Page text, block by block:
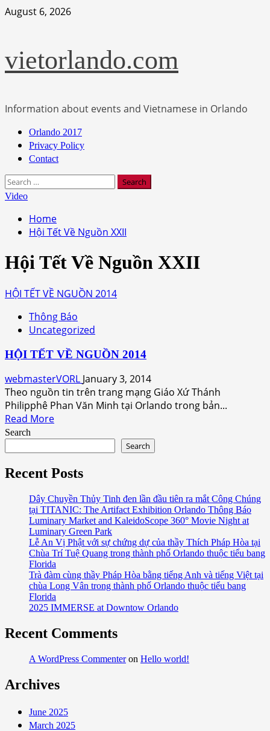
Skip
August 6, 2026
vietorlando.com
Information about events and Vietnamese in Orlando
Primary
Menu
Orlando 2017
Privacy Policy
Contact
Search
for:
Video
Home
Hội Tết Về Nguồn XXII
Hội Tết Về Nguồn XXII
HỘI TẾT VỀ NGUỒN 2014
Thông Báo
Uncategorized
HỘI TẾT VỀ NGUỒN 2014
webmasterVORL January 3, 2014
Theo nguồn tin trên trang mạng Giáo Xứ Thánh
Philipphê Phan Văn Minh tại Orlando trong bản...
Read MoreRead
TẾT
NGUỒN
2014
Search
Search
Recent Posts
Dây Chuyền Thủy Tinh đen lần đầu tiên ra mắt Công Chúng
tại TITANIC: The Artifact Exhibition Orlando Thông Báo
Luminary Market and KaleidoScope 360° Movie Night at
Luminary Green Park
Lễ An Vị Phật với sự chứng dự của thầy Thích Pháp Hòa tại
Chùa Trí Tuệ Quang trong thành phố Orlando thuộc tiểu bang
Florida
Trà đàm cùng thầy Pháp Hòa bằng tiếng Anh và tiếng Việt tại
chùa Long Vân trong thành phố Orlando thuộc tiểu bang
Florida
2025 IMMERSE at Downtow Orlando
Recent Comments
A WordPress Commenteron Hello world!
Archives
June 2025
March 2025